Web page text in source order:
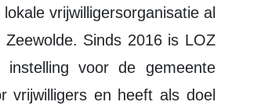
Sinds 2016 is LOZ
instelling voor de gemeente
vrijwilligers en heeft als doel